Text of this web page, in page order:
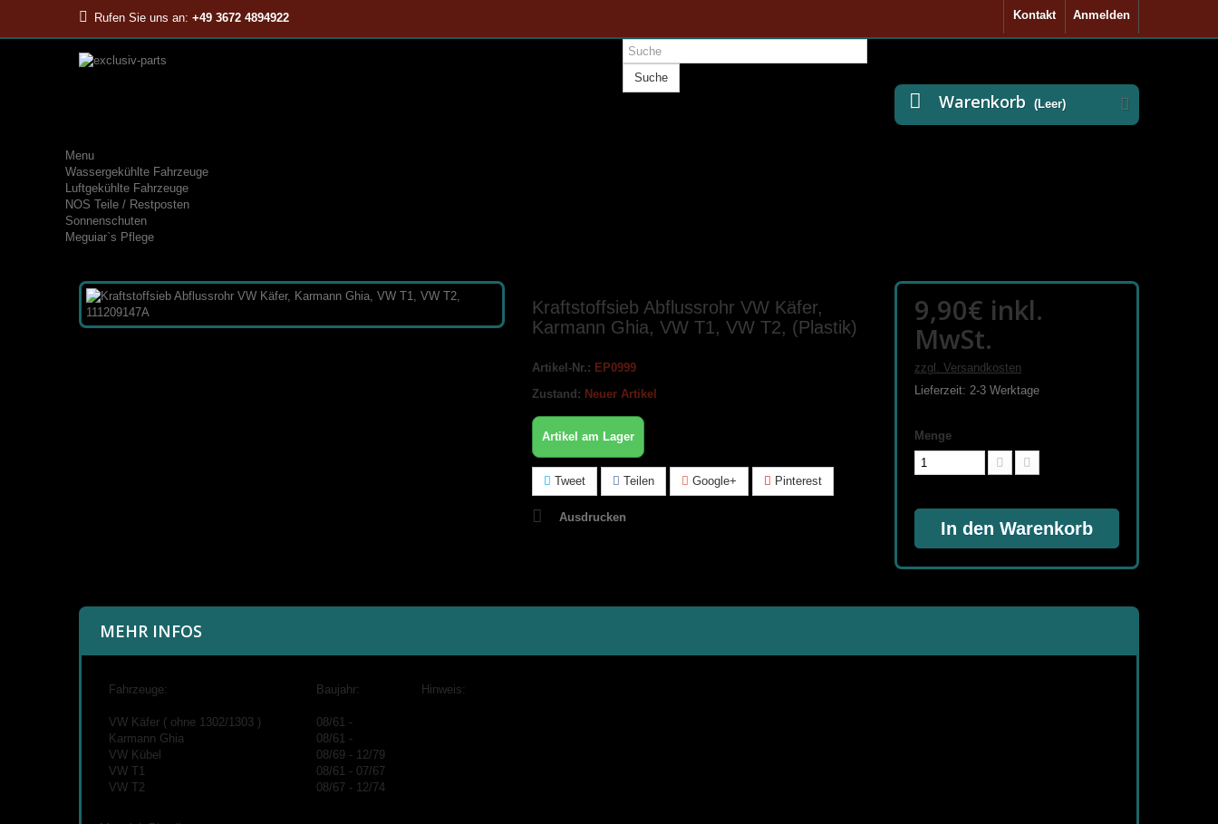
Anmelden
Kontakt
Rufen Sie uns an: +49 3672 4894922
Suche
Warenkorb (Leer)
Menu
Wassergekühlte Fahrzeuge
Luftgekühlte Fahrzeuge
NOS Teile / Restposten
Sonnenschuten
Meguiar`s Pflege
Kraftstoffsieb Abflussrohr VW Käfer,
Karmann Ghia, VW T1, VW T2, (Plastik)
Artikel-Nr.: EP0999
Zustand: Neuer Artikel
Artikel am Lager
Tweet Teilen Google+ Pinterest
Ausdrucken
9,90€ inkl.
MwSt.
zzgl. Versandkosten
Lieferzeit: 2-3 Werktage
Menge
In den Warenkorb
MEHR INFOS
Fahrzeuge: Baujahr: Hinweis:
VW Käfer ( ohne 1302/1303 )
Karmann Ghia
VW Kübel
VW T1
VW T2
08/61 -
08/61 -
08/69 - 12/79
08/61 - 07/67
08/67 - 12/74